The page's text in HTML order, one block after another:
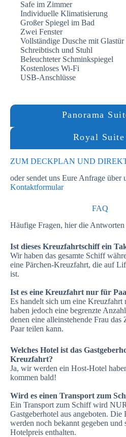
Safe im Zimmer
Individuelle Klimatisierung
Großer Spiegel im Bad
Zwei Fenster
Vollständige Dusche mit Glastür
Schreibtisch und Stuhl
Beleuchteter Schminkspiegel
Kostenloses Wi-Fi
USB-Anschlüsse
Panorama
Royal Suite
ZUM DECKPLAN UND
oder sendet uns Eure Anfrage über
Kontaktformular
FAQ
Häufige Fragen, hier die Antworten
Ist dieses Kreuzfahrtschiff ein
Wir haben das gesamte Schiff
eine Pärchen-Kreuzfahrt, die auf
ist.
Ist es eine Kreuzfahrt nur für
Es handelt sich um eine Kreuzfahrt
haben jedoch eine begrenzte
denen eine alleinstehende Frau
Paar teilen kann.
Welches Hotel ist das
Kreuzfahrt?
Ja, wir werden ein Host-Hotel
kommen bald!
Wird es einen Transport zum
Ein Transport zum Schiff wird
Gastgeberhotel aus angeboten. Die
werden noch bekannt gegeben
Hotelpreis enthalten.